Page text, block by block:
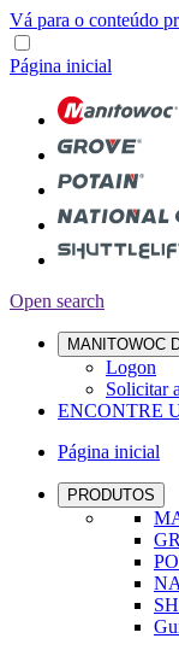
Vá para o conteúdo
Página inicial
Open search
MANITOWOC
Logon
Solicitar
ENCONTRE
Página inicial
PRODUTOS